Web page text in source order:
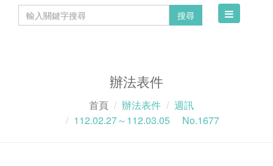
搜尋
Toggle
辦法表件
首頁 辦法表件
週訊
112.02.27～112.03.05 No.1677